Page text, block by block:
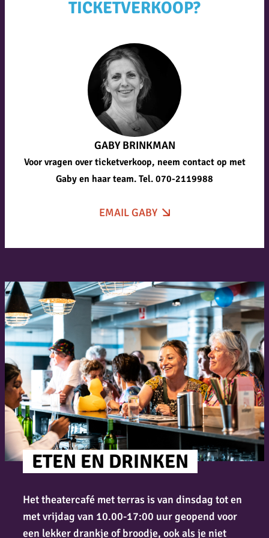
TICKETVERKOOP?
GABY BRINKMAN
Voor vragen over ticketverkoop, neem contact op met
Gaby en haar team. Tel. 070-2119988
EMAIL GABY
ETEN EN DRINKEN
Het theatercafé met terras is van dinsdag tot en
met vrijdag van 10.00-17:00 uur geopend voor
een lekker drankje of broodje, ook als je niet